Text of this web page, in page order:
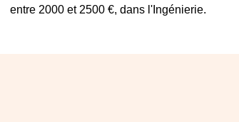
entre 2000 et 2500 €, dans l'Ingénierie.